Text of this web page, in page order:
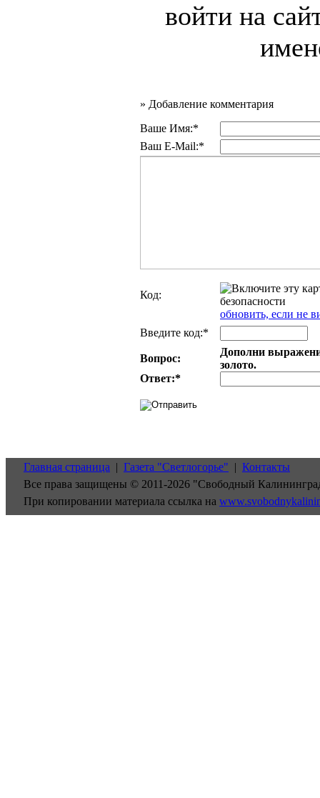
войти на
» Добавление комментария
Ваше Имя:*
Ваш E-Mail:*
Код:
обновить, если не
Введите код:*
Вопрос:
Дополни
золото.
Ответ:*
Главная страница | Газета "Светлогорье" | Контакты
Все права защищены © 2011-2026 "Свободный
При копировании материала ссылка на